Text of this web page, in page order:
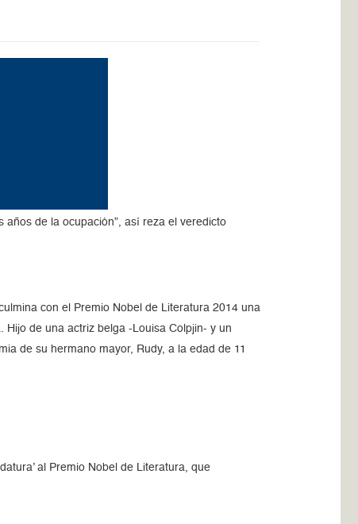
de la ocupación”, así reza el veredicto
con el Premio Nobel de Literatura 2014 una
de una actriz belga -Louisa Colpjin- y un
de su hermano mayor, Rudy, a la edad de 11
al Premio Nobel de Literatura, que